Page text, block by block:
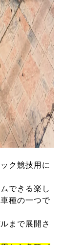
ク競技用に
できる楽し
種の一つで
まで展開さ